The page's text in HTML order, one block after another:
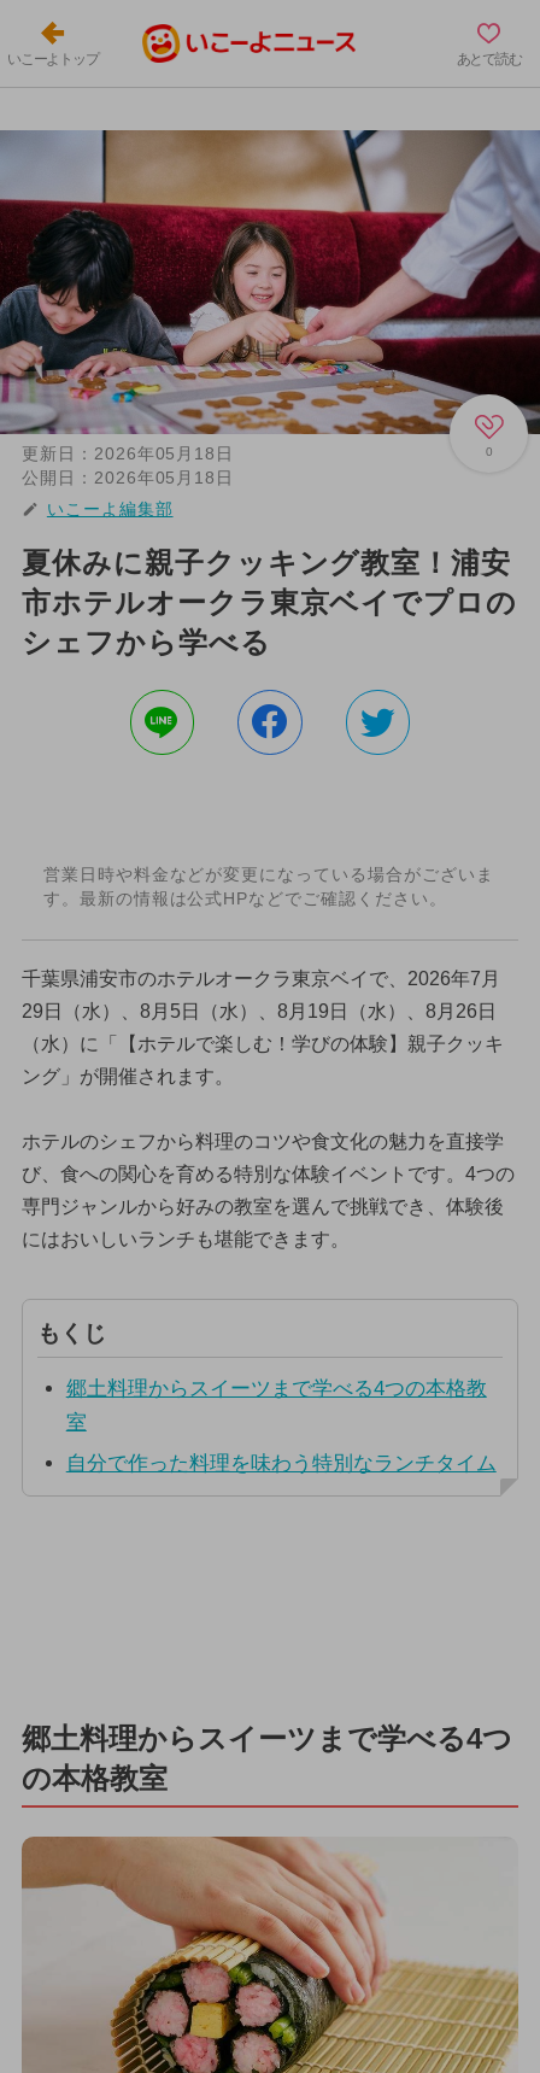
いこーよトップ あとで読む
0
更新日： 2026年05月18日
公開日： 2026年05月18日
いこーよ編集部
夏休みに親子クッキング教室！浦安
市ホテルオークラ東京ベイでプロの
シェフから学べる
営業日時や料金などが変更になっている場合がございま
す。最新の情報は公式HPなどでご確認ください。
千葉県浦安市のホテルオークラ東京ベイで、2026年7月
29日（水）、8月5日（水）、8月19日（水）、8月26日
（水）に「【ホテルで楽しむ！学びの体験】親子クッキ
ング」が開催されます。
ホテルのシェフから料理のコツや食文化の魅力を直接学
び、食への関心を育める特別な体験イベントです。4つの
専門ジャンルから好みの教室を選んで挑戦でき、体験後
にはおいしいランチも堪能できます。
もくじ
郷土料理からスイーツまで学べる4つの本格教
室
自分で作った料理を味わう特別なランチタイム
郷土料理からスイーツまで学べる4つ
の本格教室